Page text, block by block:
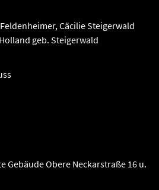
Cäcilie Steigerwald
geb. Steigerwald
Gebäude Obere Neckarstraße 16 u.